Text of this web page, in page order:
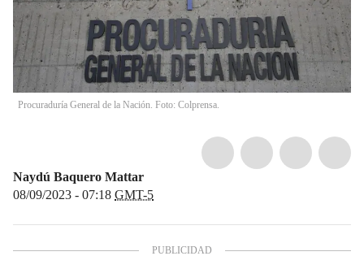
Procuraduría General de la Nación. Foto: Colprensa.
Naydú Baquero Mattar
08/09/2023 - 07:18 GMT-5